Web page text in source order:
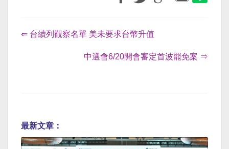
⇐ 台續列觀察名單 美未要求台幣升值
中選會6/20開會審定首波罷免案 ⇒
最新文章：